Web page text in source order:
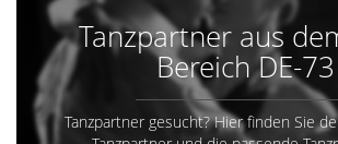
Tanzpartner aus
Bereich DE-73
Tanzpartner gesucht? Hier finden Sie